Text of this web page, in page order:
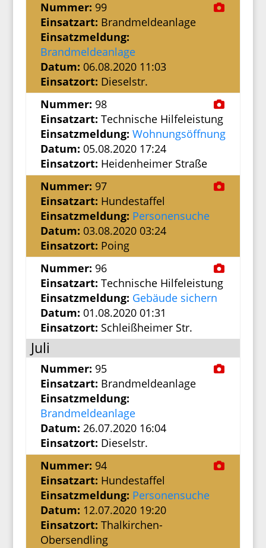
Nummer: 99
Einsatzart: Brandmeldeanlage
Einsatzmeldung:
Brandmeldeanlage
Datum: 06.08.2020 11:03
Einsatzort: Dieselstr.
Nummer: 98
Einsatzart: Technische Hilfeleistung
Einsatzmeldung: Wohnungsöffnung
Datum: 05.08.2020 17:24
Einsatzort: Heidenheimer Straße
Nummer: 97
Einsatzart: Hundestaffel
Einsatzmeldung: Personensuche
Datum: 03.08.2020 03:24
Einsatzort: Poing
Nummer: 96
Einsatzart: Technische Hilfeleistung
Einsatzmeldung: Gebäude sichern
Datum: 01.08.2020 01:31
Einsatzort: Schleißheimer Str.
Juli
Nummer: 95
Einsatzart: Brandmeldeanlage
Einsatzmeldung:
Brandmeldeanlage
Datum: 26.07.2020 16:04
Einsatzort: Dieselstr.
Nummer: 94
Einsatzart: Hundestaffel
Einsatzmeldung: Personensuche
Datum: 12.07.2020 19:20
Einsatzort: Thalkirchen-
Obersendling